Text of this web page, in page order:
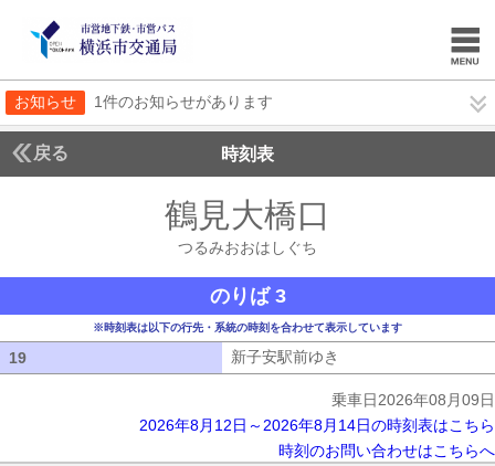
お知らせ 1件のお知らせがあります
戻る 時刻表
鶴見大橋口
つるみおおはしぐち
のりば 3
※時刻表は以下の行先・系統の時刻を合わせて表示しています
19 新子安駅前ゆき
乗車日2026年08月09日
2026年8月12日～2026年8月14日の時刻表はこちら
時刻のお問い合わせはこちらへ